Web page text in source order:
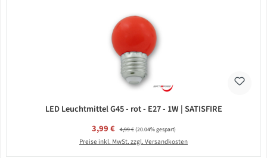
LED Leuchtmittel G45 - rot - E27 - 1W | SATISFIRE
Verkaufspreis:
3,99 € Regulärer Preis:
4,99 €(20.04% gespart)
Preise inkl. MwSt. zzgl. Versandkosten